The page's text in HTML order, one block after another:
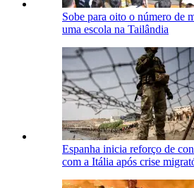
Sobe para oito o número de
uma escola na Tailândia
Espanha inicia reforço de
com a Itália após crise